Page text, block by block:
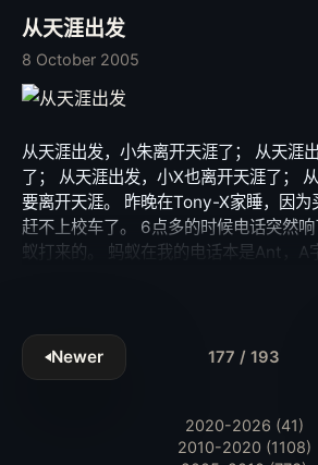
画漫画艺术大赛金龙奖绘本漫画奖。
他应该是我的第二任老师了。 加油，我
一种东西最有意思的就是这个阶段，每一
感。 那种久违的有动力的感觉。 我想学
感觉了吧，好好享受这个过程咯。 最近
Photoshop和Flash的作业，还有经济系
作… 希望自己忙一点，不想自己颓废。
会偷偷想她。 也许一切都在慢慢变淡，
自己的执著刺伤自己，不能怪她。 不说
弹一下琴，下午还要忙呢。
从天涯出发
8 October 2005
从天涯出发，小朱离开天涯了； 从天涯
了； 从天涯出发，小X也离开天涯了；
要离开天涯。 昨晚在Tony-X家睡，因为
赶不上校车了。 6点多的时候电话突然
蚁打来的。 蚂蚁在我的电话本是Ant，A
(http://hshuwai.net/)，在这里祝福他。
小朱给我发信息，告诉我他已经离开天
概万千。 前几天小唐在电话中也告诉我
作的朋友小X也已经离开天涯，而她也将
Newer 177 / 193
2020-2026 (41)
2010-2020 (1108)